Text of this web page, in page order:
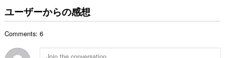
の
総
ユーザーからの感想
Comments: 6